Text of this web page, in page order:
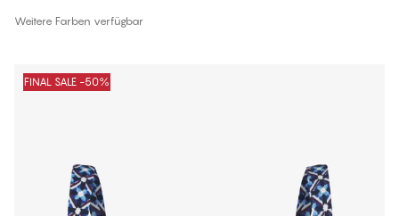
Weitere Farben verfügbar
FINAL SALE -50%